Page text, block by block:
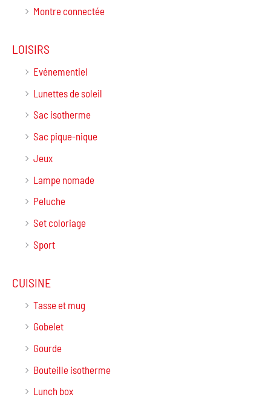
Montre connectée
LOISIRS
Evénementiel
Lunettes de soleil
Sac isotherme
Sac pique-nique
Jeux
Lampe nomade
Peluche
Set coloriage
Sport
CUISINE
Tasse et mug
Gobelet
Gourde
Bouteille isotherme
Lunch box